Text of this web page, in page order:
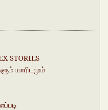
STORIES
யாரிடமும்